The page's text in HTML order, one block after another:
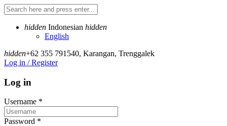
hidden Indonesian hidden
English
hidden+62 355 791540, Karangan, Trenggalek
Log in / Register
Log in
Username *
Password *